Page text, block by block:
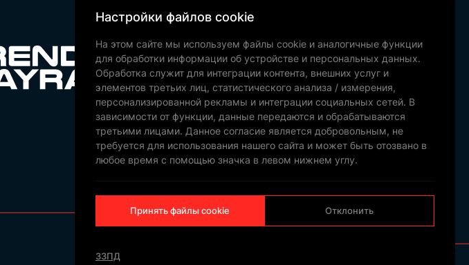
НАПИШИТЕ
Наши рекомендации
Новости и блог
Связаться с
Наши документы
Настройки файлов cookie
На этом сайте мы используем файлы cookie и аналогичные функции
для обработки информации об устройстве и персональных данных.
Обработка служит для интеграции контента, внешних услуг и
элементов третьих лиц, статистического анализа / измерения,
персонализированной рекламы и интеграции социальных сетей. В
зависимости от функции, данные передаются и обрабатываются
третьими лицами. Данное согласие является добровольным, не
требуется для использования нашего сайта и может быть отозвано в
любое время с помощью значка в левом нижнем углу.
Принять файлы cookie Отклонить
ЗЗПД